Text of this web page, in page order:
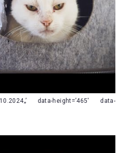
data-height=’465′ data-